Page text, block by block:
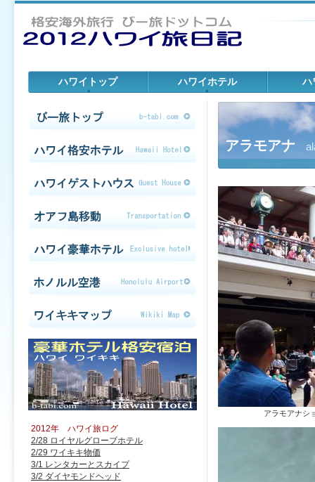
アラモアナ
アラモアナ
ハワイトップ ハワイホテル ハ
2012年 ハワイ旅ログ
2/28 ロイヤルグローブホテル
2/29 ワイキキ物価
3/1 レンタカーとスカイプ
3/2 ダイヤモンドヘッド